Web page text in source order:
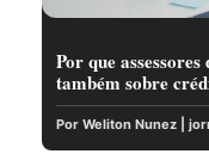
Por que
também sobre
Por Weliton Nunez |